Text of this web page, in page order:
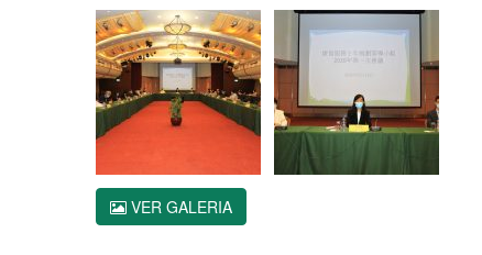
VER GALERIA